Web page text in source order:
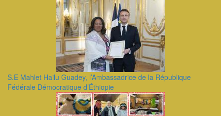
S.E Mahlet Hailu Guadey, l’Ambassadrice de la République
Fédérale Démocratique d’Éthiopie